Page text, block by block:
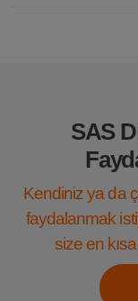
SAS
Kendiniz ya da
faydalanmak
size en